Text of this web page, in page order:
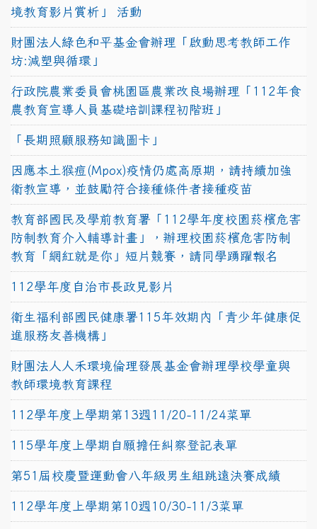
境教育影片賞析」 活動
財團法人綠色和平基金會辦理「啟動思考教師工作
坊:減塑與循環」
行政院農業委員會桃園區農業改良場辦理「112年食
農教育宣導人員基礎培訓課程初階班」
「長期照顧服務知識圖卡」
因應本土猴痘(Mpox)疫情仍處高原期，請持續加強
衛教宣導，並鼓勵符合接種條件者接種疫苗
教育部國民及學前教育署「112學年度校園菸檳危害
防制教育介入輔導計畫」，辦理校園菸檳危害防制
教育「網紅就是你」短片競賽，請同學踴躍報名
112學年度自治市長政見影片
衛生福利部國民健康署115年效期內「青少年健康促
進服務友善機構」
財團法人人禾環境倫理發展基金會辦理學校學童與
教師環境教育課程
112學年度上學期第13週11/20-11/24菜單
115學年度上學期自願擔任糾察登記表單
第51屆校慶暨運動會八年級男生組跳遠決賽成績
112學年度上學期第10週10/30-11/3菜單